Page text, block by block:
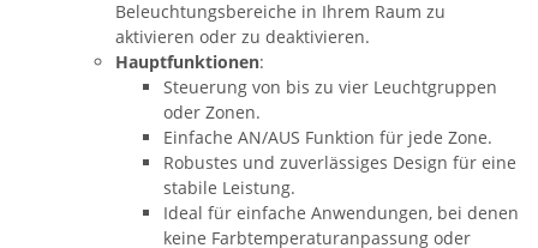
Beleuchtungsbereiche in Ihrem Raum zu
aktivieren oder zu deaktivieren.
Hauptfunktionen:
Steuerung von bis zu vier Leuchtgruppen
oder Zonen.
Einfache AN/AUS Funktion für jede Zone.
Robustes und zuverlässiges Design für eine
stabile Leistung.
Ideal für einfache Anwendungen, bei denen
keine Farbtemperaturanpassung oder